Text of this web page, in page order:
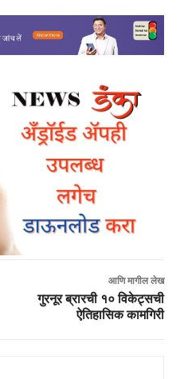
आणि मागील लेख
गुरनूर ब्रारची १० विकेट्सची
ऐतिहासिक कामगिरी